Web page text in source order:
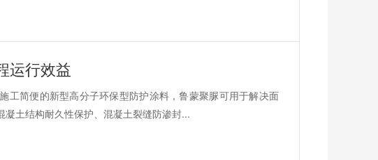
运行效益
工简便的新型高分子环保型防护涂料，鲁蒙聚脲可用于解决面
土结构耐久性保护、混凝土裂缝防渗封...